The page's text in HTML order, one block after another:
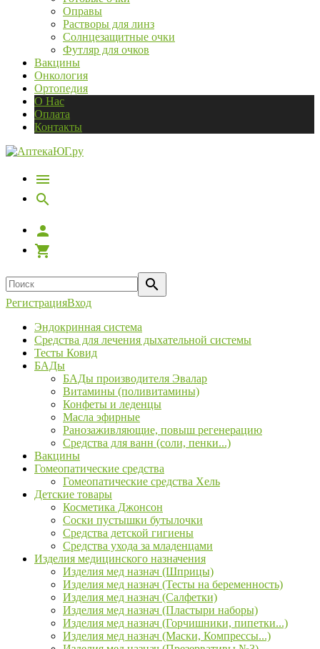
Оправы
Растворы для линз
Солнцезащитные очки
Футляр для очков
Вакцины
Онкология
Ортопедия
О Нас
Оплата
Контакты
РегистрацияВход
Эндокринная система
Средства для лечения дыхательной системы
Тесты Ковид
БАДы
БАДы производителя Эвалар
Витамины (поливитамины)
Конфеты и леденцы
Масла эфирные
Ранозаживляющие, повыш регенерацию
Средства для ванн (соли, пенки...)
Вакцины
Гомеопатические средства
Гомеопатические средства Хель
Детские товары
Косметика Джонсон
Соски пустышки бутылочки
Средства детской гигиены
Средства ухода за младенцами
Изделия медицинского назначения
Изделия мед назнач (Шприцы)
Изделия мед назнач (Тесты на беременность)
Изделия мед назнач (Салфетки)
Изделия мед назнач (Пластыри наборы)
Изделия мед назнач (Горчишники, пипетки...)
Изделия мед назнач (Маски, Компрессы...)